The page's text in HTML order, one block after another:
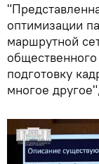
оптимизации
маршрутной
подготовку
многое